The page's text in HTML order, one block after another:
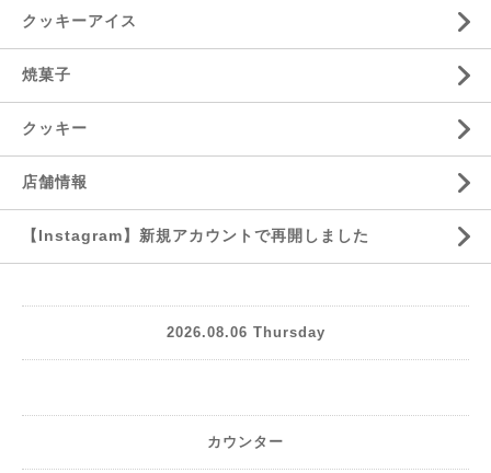
クッキーアイス
焼菓子
クッキー
店舗情報
【Instagram】新規アカウントで再開しました
2026.08.06 Thursday
カウンター